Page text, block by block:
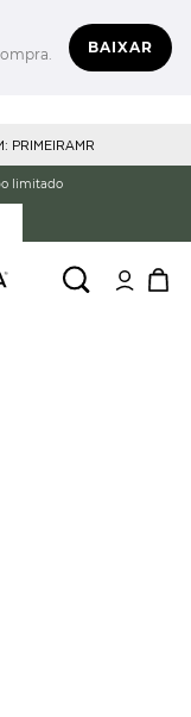
BAIXAR
PRIMEIRAMR
limitado